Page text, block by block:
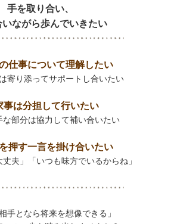
手を取り合い、
いながら歩んでいきたい
仕事について理解したい
寄り添ってサポートし合いたい
は分担して行いたい
な部分は協力して補い合いたい
押す一言を掛け合いたい
丈夫」「いつも味方でいるからね」
手となら将来を想像できる」